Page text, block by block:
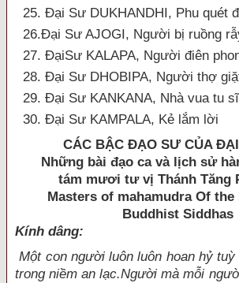
25. Đại Sư DUKHANDHI, Phu quét
26.Đại Sư AJOGI, Người bị ruồng
27. ĐạiSư KALAPA, Người điên
28. Đại Sư DHOBIPA, Người thợ
29. Đại Sư KANKANA, Nhà vua tu sĩ
30. Đại Sư KAMPALA, Kẻ lắm lời
CÁC BẬC ÐẠO SƯ CỦA
Những bài đạo ca và lịch sử
tám mươi tư vị Thánh Tăng
Masters of mahamudra Of
Buddhist Siddhas
Kính dâng:
Một con người luôn luôn hoan hỷ
trong niềm an lạc.Người mà mỗi